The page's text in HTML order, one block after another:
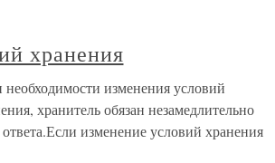
хранения
изменения условий
хранитель обязан незамедлительно
изменение условий хранения